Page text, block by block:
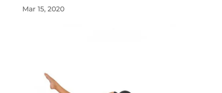
Mar 15, 2020